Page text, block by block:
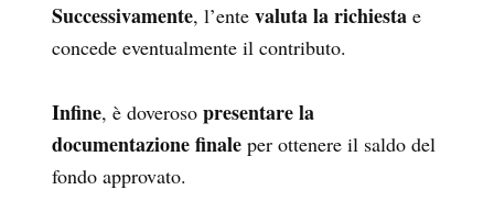
Successivamente, l’ente valuta la richiesta e
concede eventualmente il contributo.
Infine, è doveroso presentare la
documentazione finale per ottenere il saldo del
fondo approvato.